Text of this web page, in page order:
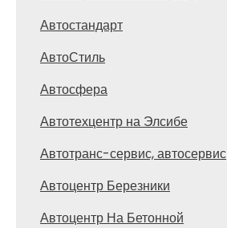
Автостандарт
АвтоСтиль
Автосфера
Автотехцентр на Элсибе
Автотранс-сервис, автосервис
Автоцентр Березники
Автоцентр На Бетонной